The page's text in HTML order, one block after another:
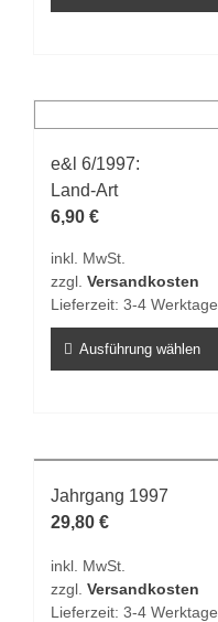
werden
Varianten
auf.
Die
Optionen
auf
der
gewählt
werden
e&l 6/1997:
Land-Art
6,90 €
inkl. MwSt.
zzgl. Versandkosten
Lieferzeit: 3-4 Werktage
Ausführung wählen
mehrere
Varianten
auf.
Optionen
können
Jahrgang 1997
29,80 €
inkl. MwSt.
zzgl. Versandkosten
Lieferzeit: 3-4 Werktage